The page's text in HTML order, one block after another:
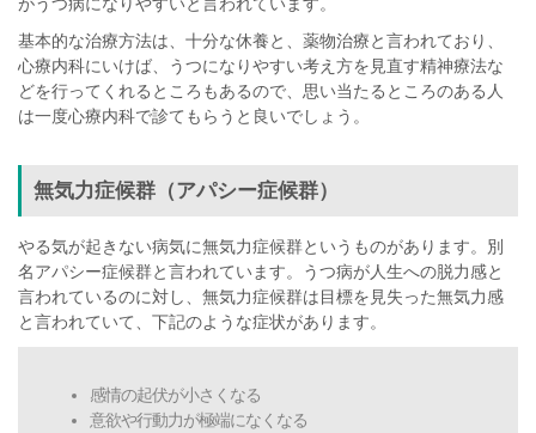
基本的な治療方法は、十分な休養と、薬物治療と言われており、
心療内科にいけば、うつになりやすい考え方を見直す精神療法な
どを行ってくれるところもあるので、思い当たるところのある人
は一度心療内科で診てもらうと良いでしょう。
無気力症候群（アパシー症候群）
やる気が起きない病気に無気力症候群というものがあります。別
名アパシー症候群と言われています。うつ病が人生への脱力感と
言われているのに対し、無気力症候群は目標を見失った無気力感
と言われていて、下記のような症状があります。
感情の起伏が小さくなる
意欲や行動力が極端になくなる